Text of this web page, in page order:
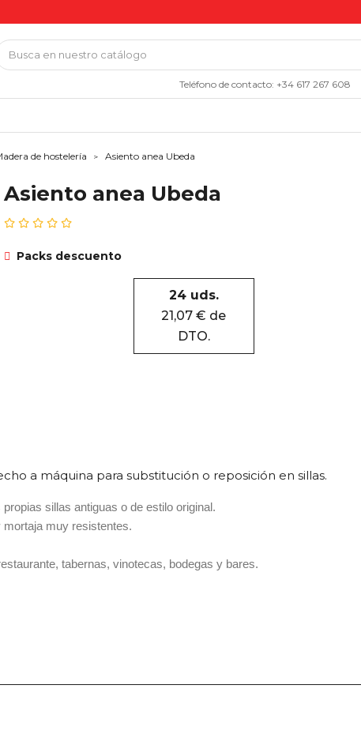
Teléfono de contacto: +34 617 267 608
de hostelería Asiento anea Ubeda
Asiento anea Ubeda
Packs descuento
24 uds.
21,07 € de
DTO.
a máquina para substitución o reposición en sillas.
sillas antiguas o de estilo original.
muy resistentes.
tabernas, vinotecas, bodegas y bares.